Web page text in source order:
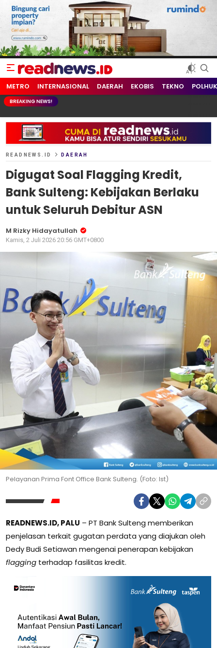
readnews.id
Berita Terkini, Update Terbaru Hari ini dari Indonesia dan Dunia
METRO INTERNASIONAL DAERAH EKOBIS TEKNO
BREAKING NEWS!
READNEWS.ID DAERAH
Digugat Soal Flagging Kredit,
Bank Sulteng: Kebijakan Berlaku
untuk Seluruh Debitur ASN
M Rizky Hidayatullah
Kamis, 2 Juli 2026 20:56 GMT+0800
Pelayanan Prima Font Office Bank Sulteng. (Foto: Ist)
READNEWS.ID, PALU – PT Bank Sulteng memberikan
penjelasan terkait gugatan perdata yang diajukan oleh
Dedy Budi Setiawan mengenai penerapan kebijakan
flagging terhadap fasilitas kredit.